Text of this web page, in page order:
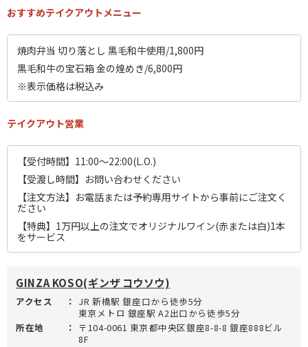
おすすめテイクアウトメニュー
焼肉弁当 切り落とし 黒毛和牛使用/1,800円
黒毛和牛の宝石箱 金の煌めき/6,800円
※表示価格は税込み
テイクアウト営業
【受付時間】11:00～22:00(L.O.)
【受渡し時間】お問い合わせください
【注文方法】お電話または予約専用サイトから事前にご注文く
ださい
【特典】1万円以上の注文でオリジナルワイン(赤または白)1本
をサービス
GINZA KOSO(ギンザ コウソウ)
アクセス ： JR 新橋駅 銀座口から徒歩5分
東京メトロ 銀座駅 A2出口から徒歩5分
所在地
：
〒104-0061 東京都中央区銀座8-8-8 銀座888ビル
8F